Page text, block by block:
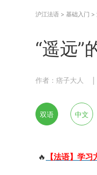
沪江法语 > 基础入门 >
“遥远”
作者：痞子大人
双语 中文
🔥 【法语】学